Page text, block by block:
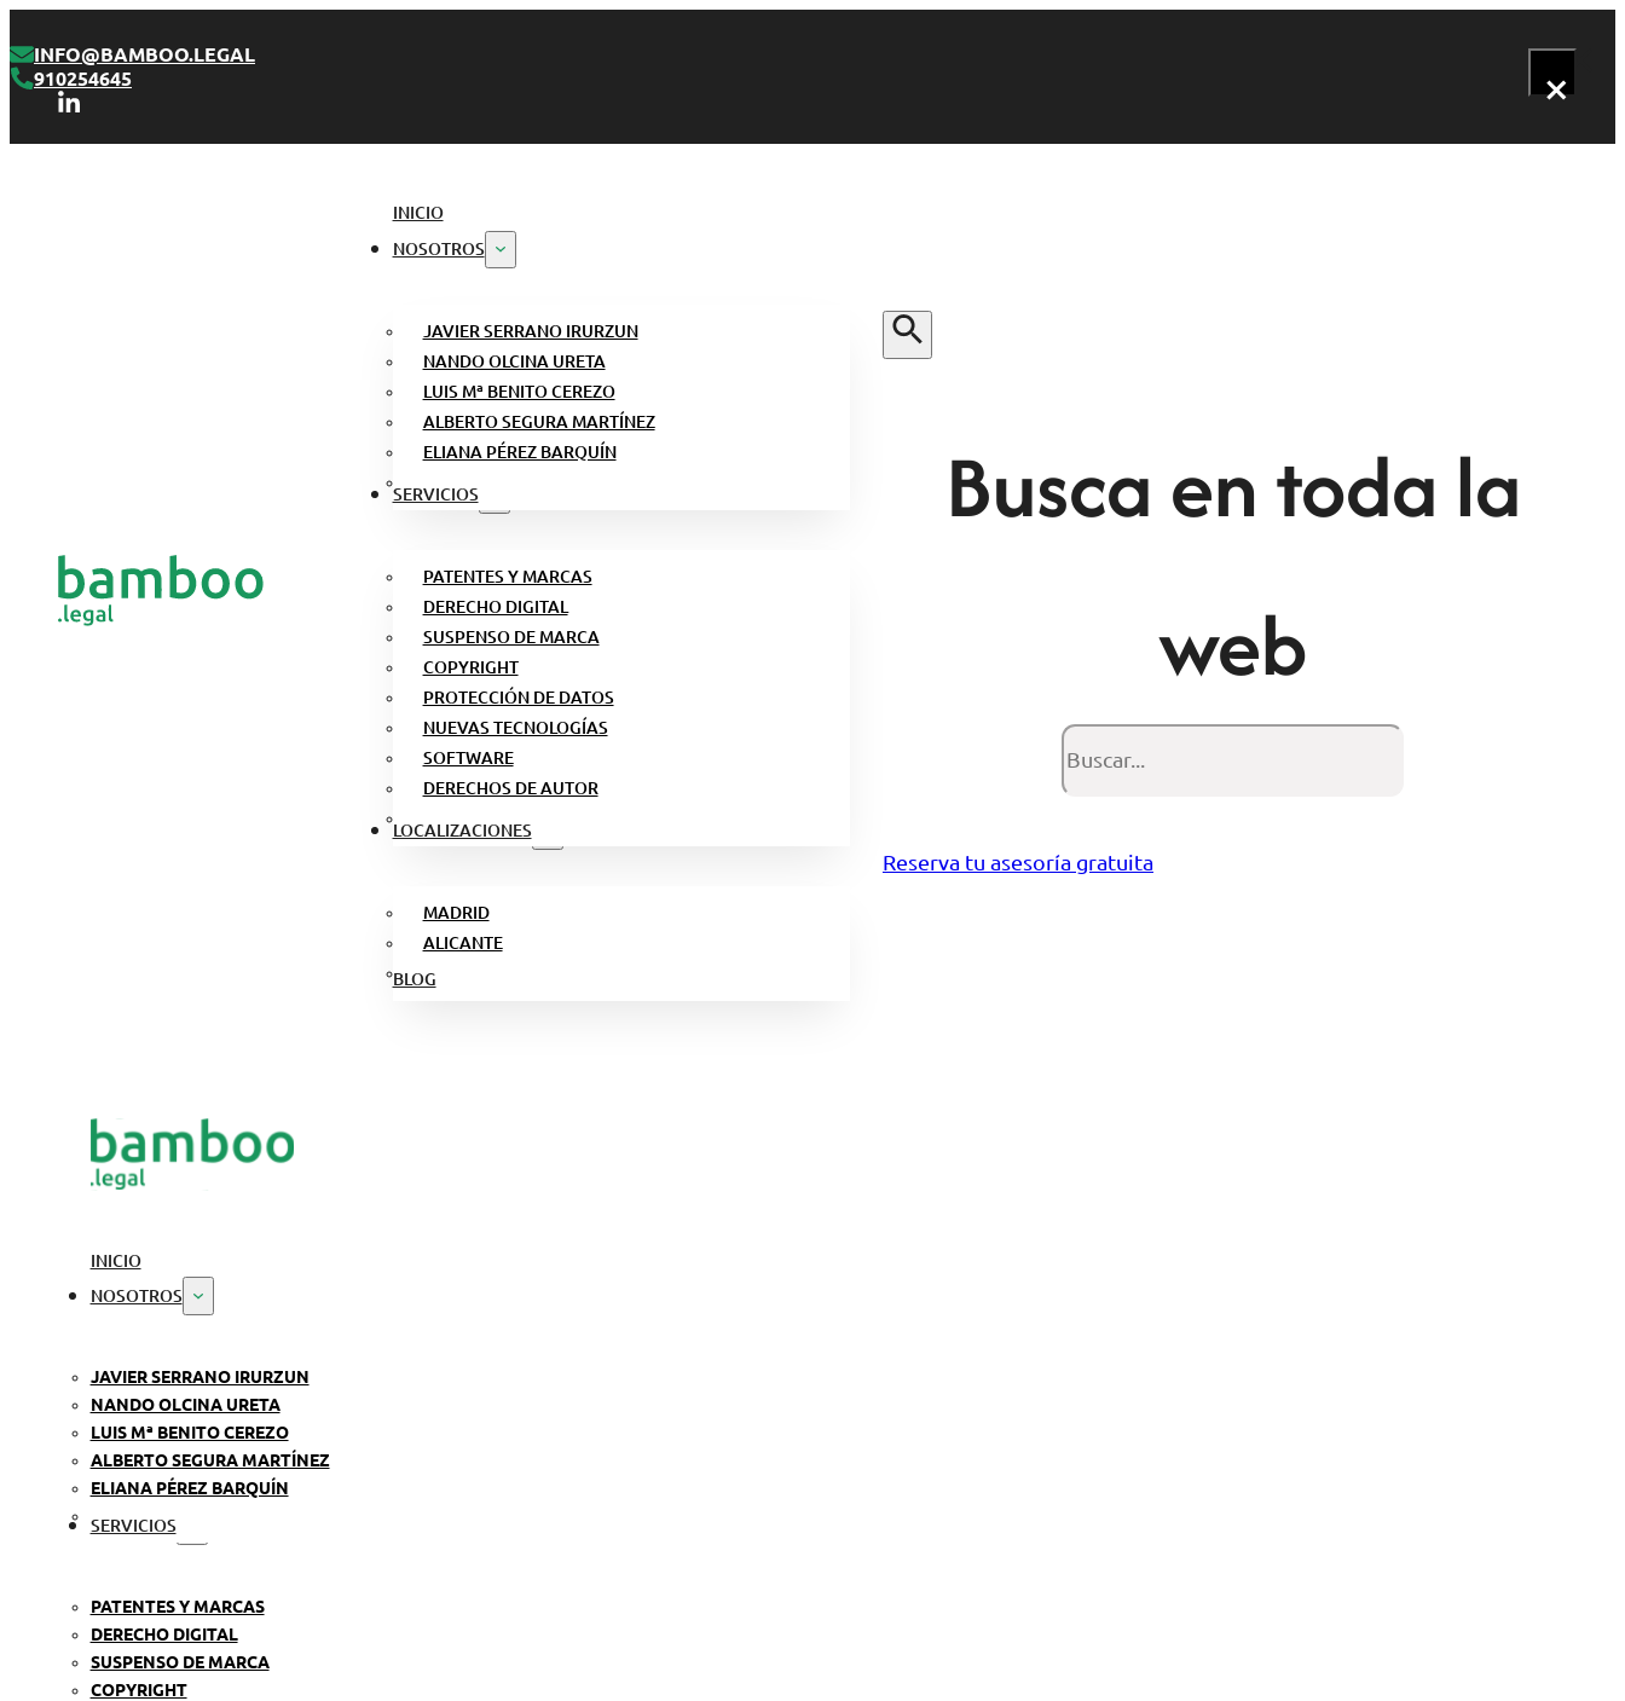
INFO@BAMBOO.LEGAL
910254645
INICIO
NOSOTROS
JAVIER SERRANO IRURZUN
NANDO OLCINA URETA
LUIS Mª BENITO CEREZO
ALBERTO SEGURA MARTÍNEZ
ELIANA PÉREZ BARQUÍN
SERVICIOS
PATENTES Y MARCAS
DERECHO DIGITAL
SUSPENSO DE MARCA
COPYRIGHT
PROTECCIÓN DE DATOS
NUEVAS TECNOLOGÍAS
SOFTWARE
DERECHOS DE AUTOR
LOCALIZACIONES
MADRID
ALICANTE
BLOG
Busca en toda la
web
Buscar
×
Reserva tu asesoría gratuita
INICIO
NOSOTROS
JAVIER SERRANO IRURZUN
NANDO OLCINA URETA
LUIS Mª BENITO CEREZO
ALBERTO SEGURA MARTÍNEZ
ELIANA PÉREZ BARQUÍN
SERVICIOS
PATENTES Y MARCAS
DERECHO DIGITAL
SUSPENSO DE MARCA
COPYRIGHT